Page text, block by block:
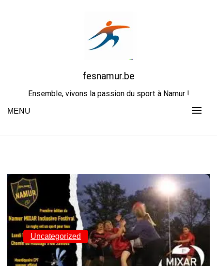
fesnamur.be
Ensemble, vivons la passion du sport à Namur !
MENU
Uncategorized